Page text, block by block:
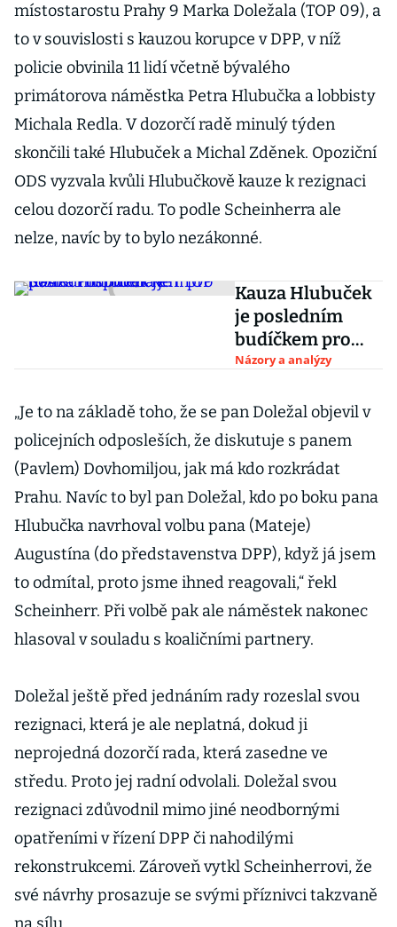
místostarostu Prahy 9 Marka Doležala (TOP 09), a
to v souvislosti s kauzou korupce v DPP, v níž
policie obvinila 11 lidí včetně bývalého
primátorova náměstka Petra Hlubučka a lobbisty
Michala Redla. V dozorčí radě minulý týden
skončili také Hlubuček a Michal Zděnek. Opoziční
ODS vyzvala kvůli Hlubučkově kauze k rezignaci
celou dozorčí radu. To podle Scheinherra ale
nelze, navíc by to bylo nezákonné.
Kauza Hlubuček
je posledním
budíčkem pro
STAN. Pošpiněná
Názory a analýzy
„Je to na základě toho, že se pan Doležal objevil v
policejních odposleších, že diskutuje s panem
(Pavlem) Dovhomiljou, jak má kdo rozkrádat
Prahu. Navíc to byl pan Doležal, kdo po boku pana
Hlubučka navrhoval volbu pana (Mateje)
Augustína (do představenstva DPP), když já jsem
to odmítal, proto jsme ihned reagovali,“ řekl
Scheinherr. Při volbě pak ale náměstek nakonec
hlasoval v souladu s koaličními partnery.
Doležal ještě před jednáním rady rozeslal svou
rezignaci, která je ale neplatná, dokud ji
neprojedná dozorčí rada, která zasedne ve
středu. Proto jej radní odvolali. Doležal svou
rezignaci zdůvodnil mimo jiné neodbornými
opatřeními v řízení DPP či nahodilými
rekonstrukcemi. Zároveň vytkl Scheinherrovi, že
své návrhy prosazuje se svými příznivci takzvaně